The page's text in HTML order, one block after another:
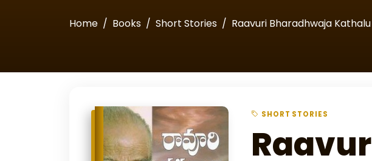
Home Books Short Stories Raavuri Bharadhwaja Kathalu
SHORT STORIES